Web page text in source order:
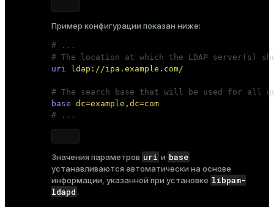
Пример конфигурации показан ниже:
# ...
# The location at which the LDAP server(s)
uri
ldap://ipa.example.com/
# The search base that will be used for all
base dc=example,dc=com
# ...
Значения параметров uri и base
устанавливаются автоматически на основе
информации, указанной при установке libpam-
ldapd .